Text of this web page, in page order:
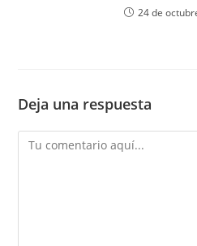
24 de
Deja una respuesta
Comentario